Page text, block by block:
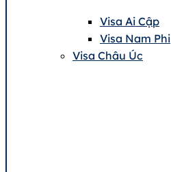
Visa Ai Cập
Visa Nam Phi
Visa Châu Úc